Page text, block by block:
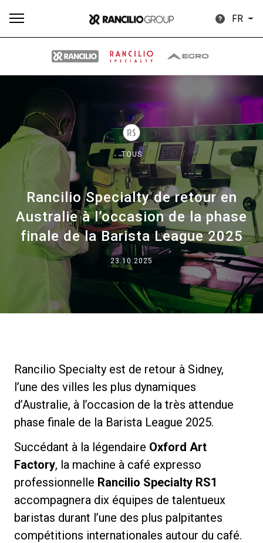
FR
TOUS
Rancilio Specialty de retour en
Australie à l’occasion de la phase
finale de la Barista League 2025
23.10.2025
Rancilio Specialty est de retour à Sidney,
l’une des villes les plus dynamiques
d’Australie, à l’occasion de la très attendue
phase finale de la Barista League 2025.
Succédant à la légendaire Oxford Art
Factory, la machine à café expresso
professionnelle Rancilio Specialty RS1
accompagnera dix équipes de talentueux
baristas durant l’une des plus palpitantes
compétitions internationales autour du café.
Toutes Nouvelles
de
Our brands
Group
Nos laboratoires
Durabilité
Connect
Nous contacter